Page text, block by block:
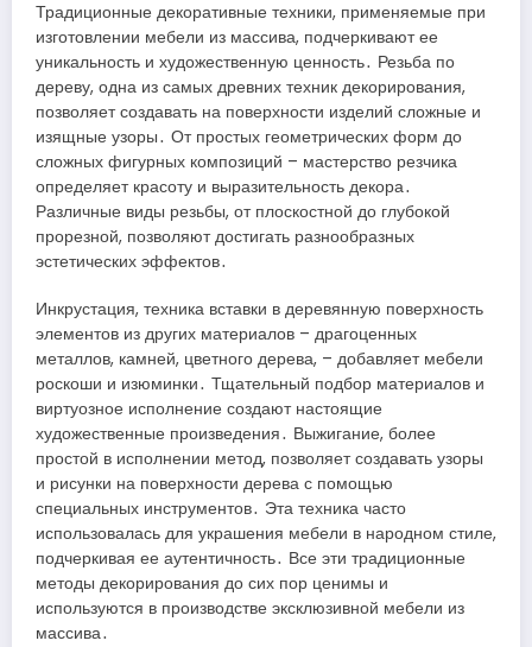
Традиционные декоративные техники, применяемые при
изготовлении мебели из массива, подчеркивают ее
уникальность и художественную ценность․ Резьба по
дереву, одна из самых древних техник декорирования,
позволяет создавать на поверхности изделий сложные и
изящные узоры․ От простых геометрических форм до
сложных фигурных композиций – мастерство резчика
определяет красоту и выразительность декора․
Различные виды резьбы, от плоскостной до глубокой
прорезной, позволяют достигать разнообразных
эстетических эффектов․
Инкрустация, техника вставки в деревянную поверхность
элементов из других материалов – драгоценных
металлов, камней, цветного дерева, – добавляет мебели
роскоши и изюминки․ Тщательный подбор материалов и
виртуозное исполнение создают настоящие
художественные произведения․ Выжигание, более
простой в исполнении метод, позволяет создавать узоры
и рисунки на поверхности дерева с помощью
специальных инструментов․ Эта техника часто
использовалась для украшения мебели в народном стиле,
подчеркивая ее аутентичность․ Все эти традиционные
методы декорирования до сих пор ценимы и
используются в производстве эксклюзивной мебели из
массива․